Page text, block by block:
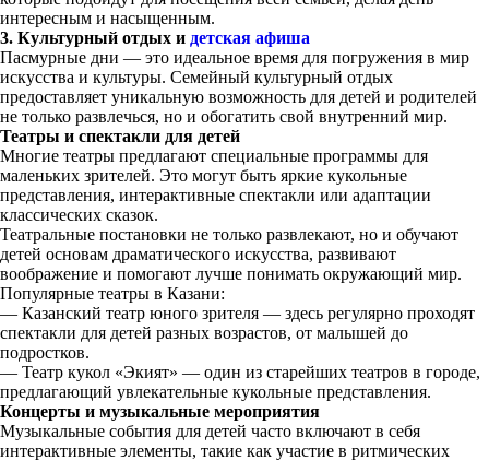
интересным и насыщенным.
3. Культурный отдых и детская афиша
Пасмурные дни — это идеальное время для погружения в мир
искусства и культуры. Семейный культурный отдых
предоставляет уникальную возможность для детей и родителей
не только развлечься, но и обогатить свой внутренний мир.
Театры и спектакли для детей
Многие театры предлагают специальные программы для
маленьких зрителей. Это могут быть яркие кукольные
представления, интерактивные спектакли или адаптации
классических сказок.
Театральные постановки не только развлекают, но и обучают
детей основам драматического искусства, развивают
воображение и помогают лучше понимать окружающий мир.
Популярные театры в Казани:
— Казанский театр юного зрителя — здесь регулярно проходят
спектакли для детей разных возрастов, от малышей до
подростков.
— Театр кукол «Экият» — один из старейших театров в городе,
предлагающий увлекательные кукольные представления.
Концерты и музыкальные мероприятия
Музыкальные события для детей часто включают в себя
интерактивные элементы, такие как участие в ритмических